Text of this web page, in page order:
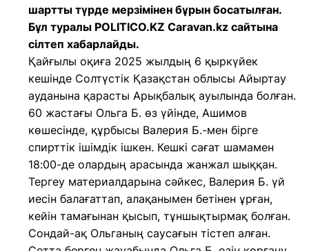
шартты түрде мерзімінен бұрын босатылған.
Бұл туралы POLITICO.KZ Caravan.kz сайтына
сілтеп хабарлайды.
Қайғылы оқиға 2025 жылдың 6 қыркүйек
кешінде Солтүстік Қазақстан облысы Айыртау
ауданына қарасты Арықбалық ауылында болған.
60 жастағы Ольга Б. өз үйінде, Ашимов
көшесінде, құрбысы Валерия Б.-мен бірге
спирттік ішімдік ішкен. Кешкі сағат шамамен
18:00-де олардың арасында жанжал шыққан.
Тергеу материалдарына сәйкес, Валерия Б. үй
иесін балағаттап, алақанымен бетінен ұрған,
кейін тамағынан қысып, тұншықтырмақ болған.
Сондай-ақ Ольганың саусағын тістеп алған.